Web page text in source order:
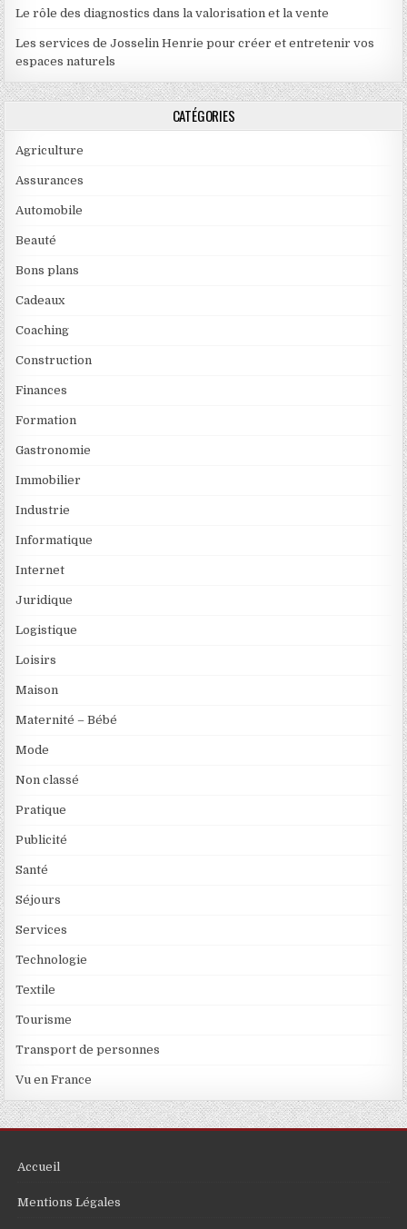
Le rôle des diagnostics dans la valorisation et la vente
Les services de Josselin Henrie pour créer et entretenir vos
espaces naturels
CATÉGORIES
Agriculture
Assurances
Automobile
Beauté
Bons plans
Cadeaux
Coaching
Construction
Finances
Formation
Gastronomie
Immobilier
Industrie
Informatique
Internet
Juridique
Logistique
Loisirs
Maison
Maternité – Bébé
Mode
Non classé
Pratique
Publicité
Santé
Séjours
Services
Technologie
Textile
Tourisme
Transport de personnes
Vu en France
Accueil
Mentions Légales